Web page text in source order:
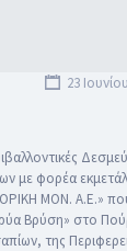
23
με φορέα
ΜΟΝ. Α.Ε.»
Βρύση» στο
της